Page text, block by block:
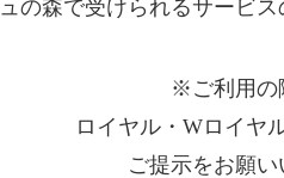
の森で受けられるサービ
※ご利用の
ロイヤル・Wロイヤ
ご提示をお願い